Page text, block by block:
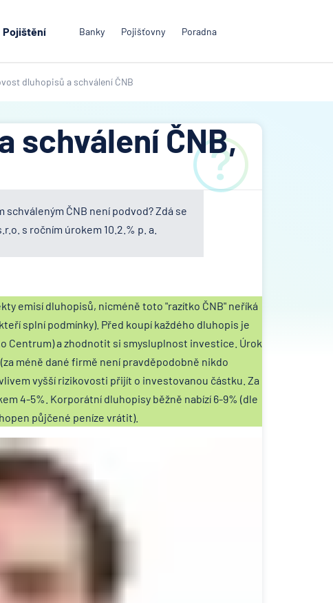
Pojištění Banky Pojišťovny Poradna
dluhopisů a schválení ČNB
schválení ČNB,
ČNB není podvod? Zdá se
s ročním úrokem 10.2.% p. a.
emisí dluhopisů, nicméně toto "razítko ČNB" neříká
splní podmínky). Před koupí každého dluhopis je
Centrum) a zhodnotit si smysluplnost investice. Úrok
méně dané firmě není pravděpodobně nikdo
vyšší rizikovosti přijít o investovanou částku. Za
4-5%. Korporátní dluhopisy běžně nabízí 6-9% (dle
půjčené peníze vrátit).